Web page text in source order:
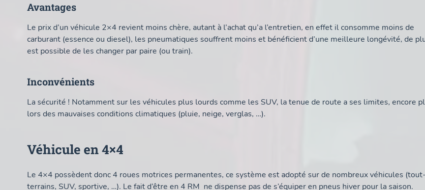
Avantages
Le prix d’un véhicule 2×4 revient moins chère, autant à l’achat qu’a l’entretien, en effet il consomme moins de
carburant (essence ou diesel), les pneumatiques souffrent moins et bénéficient d’une meilleure longévité, de
est possible de les changer par paire (ou train).
Inconvénients
La sécurité ! Notamment sur les véhicules plus lourds comme les SUV, la tenue de route a ses limites, encore
lors des mauvaises conditions climatiques (pluie, neige, verglas, …).
Véhicule en 4×4
Le 4×4 possèdent donc 4 roues motrices permanentes, ce système est adopté sur de nombreux véhicules (tout-
terrains, SUV, sportive, …). Le fait d’être en 4 RM ne dispense pas de s’équiper en pneus hiver pour la saison.